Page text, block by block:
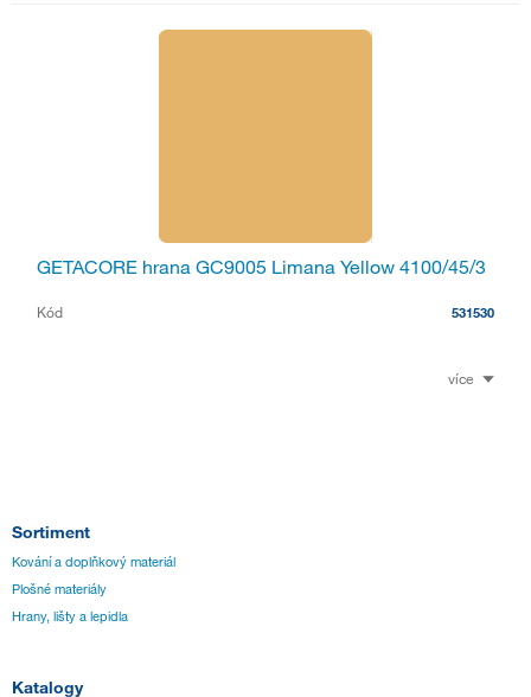
GETACORE hrana GC9005 Limana Yellow 4100/45/3
Kód 531530
více
Sortiment
Kování a doplňkový materiál
Plošné materiály
Hrany, lišty a lepidla
Katalogy